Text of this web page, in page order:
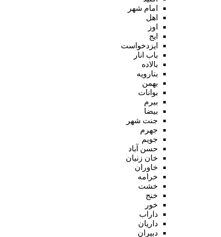
امام شهر
اهل
اوز
ایج
ایزدخواست
باب انار
بالاده
بنارویه
بهمن
بوانات
بیرم
بیضا
جنت شهر
جهرم
جویم
حسن آباد
خان زنیان
خاوران
خرامه
خشت
خنج
خور
داراب
داریان
دبیران